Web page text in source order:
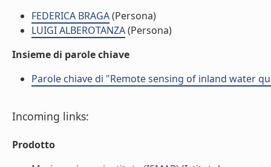
FEDERICA BRAGA(Persona)
LUIGI ALBEROTANZA(Persona)
Insieme di parole chiave
Parole chiave di "Remote sensing of inland water
Incoming links:
Prodotto